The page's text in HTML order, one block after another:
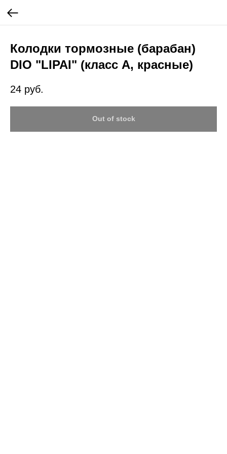
Колодки тормозные (барабан)
DIO "LIPAI" (класс A, красные)
24 руб.
Out of stock